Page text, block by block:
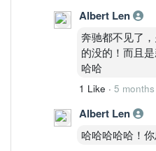
Albert Len
奔驰都不见了
的没的！而且
哈哈
1 Like · 5 months
Albert Len
哈哈哈哈哈！